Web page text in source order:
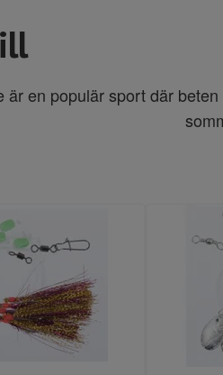
är en populär sport där